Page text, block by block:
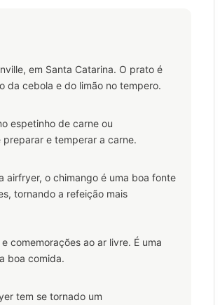
em Santa Catarina. O prato é
da cebola e do limão no tempero.
espetinho de carne ou
e temperar a carne.
airfryer, o chimango é uma boa fonte
tornando a refeição mais
comemorações ao ar livre. É uma
boa comida.
tem se tornado um